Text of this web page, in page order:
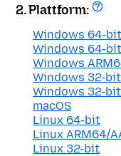
2. Plattform:
Windows 64-bit
Windows 64-
Windows
Windows 32-bit
Windows 32-
macOS
Linux 64-bit
Linux ARM64/
Linux 32-bit